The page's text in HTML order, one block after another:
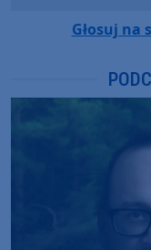
Głosuj